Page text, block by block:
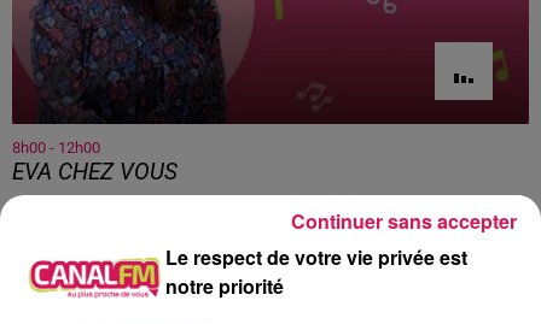
8h00 - 12h00
EVA CHEZ VOUS
Le respect de votre vie privée est
notre priorité
Continuer sans accepter